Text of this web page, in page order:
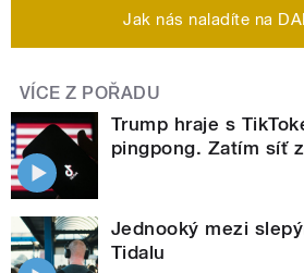
Jak nás naladíte na
VÍCE Z POŘADU
Trump hraje s
pingpong. Zatím síť
Jednooký mezi
Tidalu